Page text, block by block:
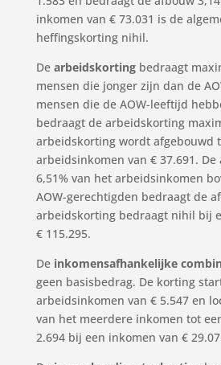
inkomen van € 73.031 is de
heffingskorting nihil.
De arbeidskortingbedraagt
mensen die jonger zijn dan de
mensen die de AOW-leeftijd
bedraagt de arbeidskorting
arbeidskorting wordt afgebouwd
arbeidsinkomen van € 37.691.
6,51% van het arbeidsinkomen
AOW-gerechtigden bedraagt de
arbeidskorting bedraagt nihil bij
€ 115.295.
De inkomensafhankelijke
geen basisbedrag. De korting
arbeidsinkomen van € 5.547 en
van het meerdere inkomen tot
2.694 bij een inkomen van €